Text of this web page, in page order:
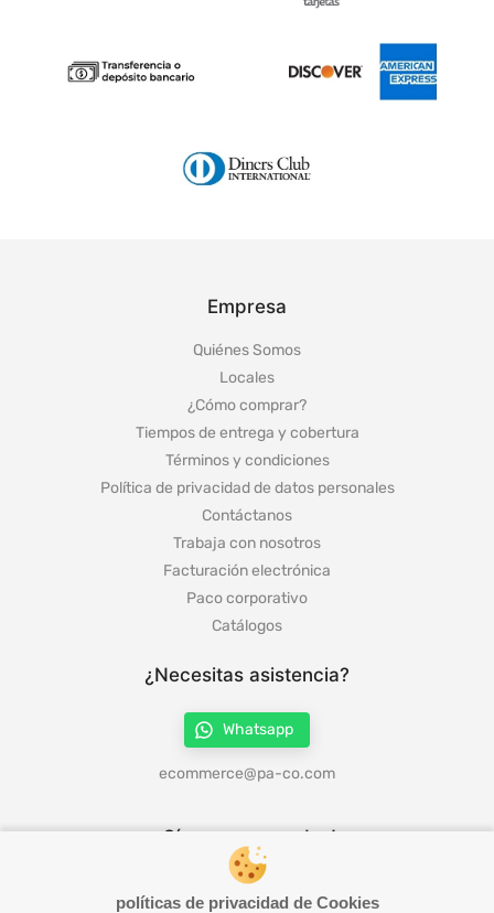
políticas de privacidad de Cookies
Empresa
Quiénes Somos
Locales
¿Cómo comprar?
Tiempos de entrega y cobertura
Términos y condiciones
Política de privacidad de datos personales
Contáctanos
Trabaja con nosotros
Facturación electrónica
Paco corporativo
Catálogos
¿Necesitas asistencia?
Whatsapp
ecommerce@pa-co.com
¡Síguenos en redes!